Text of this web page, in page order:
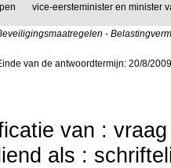
vice-eersteminister en minister
-
van de antwoordtermijn: 20/8/
van :
als :